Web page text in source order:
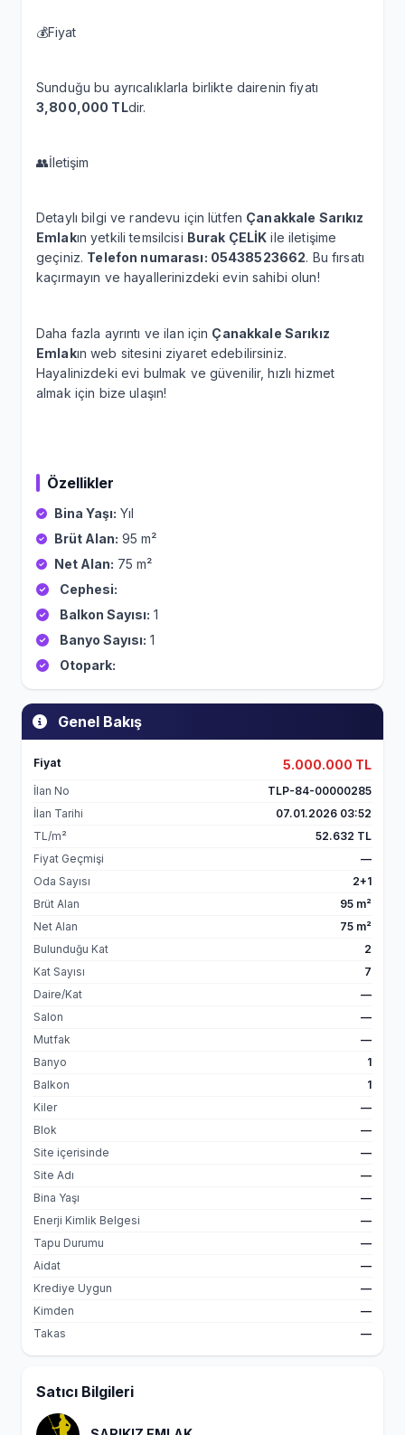
Genel Bakış
Fiyat 5.000.000 TL
İlan No
TLP-84-00000285
İlan Tarihi
07.01.2026 03:52
TL/m²
52.632 TL
Fiyat Geçmişi
—
Oda Sayısı
2+1
Brüt Alan
95 m²
Net Alan
75 m²
Bulunduğu Kat
2
Kat Sayısı
7
Daire/Kat
—
Salon
—
Mutfak
—
Banyo
1
Balkon
1
Kiler
—
Blok
—
Site içerisinde
—
Site Adı
—
Bina Yaşı
—
Enerji Kimlik Belgesi
—
Tapu Durumu
—
Aidat
—
Krediye Uygun
—
Kimden
—
Takas
—
Satıcı Bilgileri
💰Fiyat
Sunduğu bu ayrıcalıklarla birlikte dairenin fiyatı
3,800,000 TLdir.
👥İletişim
Detaylı bilgi ve randevu için lütfen Çanakkale Sarıkız
Emlakın yetkili temsilcisi Burak ÇELİK ile iletişime
geçiniz. Telefon numarası: 05438523662. Bu fırsatı
kaçırmayın ve hayallerinizdeki evin sahibi olun!
Daha fazla ayrıntı ve ilan için Çanakkale Sarıkız
Emlakın web sitesini ziyaret edebilirsiniz.
Hayalinizdeki evi bulmak ve güvenilir, hızlı hizmet
almak için bize ulaşın!
Özellikler
Bina Yaşı: Yıl
Brüt Alan: 95 m²
Net Alan: 75 m²
Cephesi:
Balkon Sayısı: 1
Banyo Sayısı: 1
Otopark: